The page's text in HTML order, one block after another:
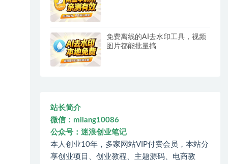
免费离线的AI去水印工具，视频
图片都能批量搞
站长简介
微信：milang10086
公众号：迷浪创业笔记
本人创业10年，多家网站VIP付费会员，本站分
享创业项目、创业教程、主题源码、电商教